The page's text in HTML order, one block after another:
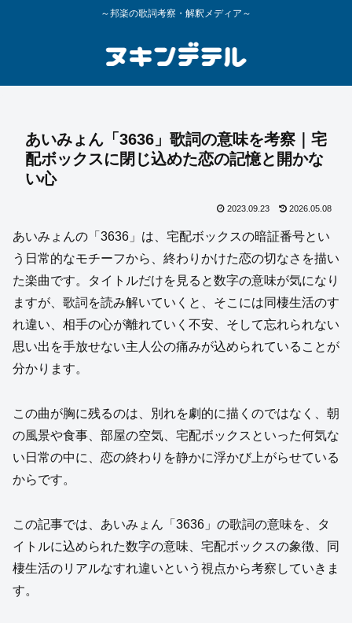
～邦楽の歌詞考察・解釈メディア～
あいみょん「3636」歌詞の意味を考察｜宅
配ボックスに閉じ込めた恋の記憶と開かな
い心
2023.09.23 2026.05.08
あいみょんの「3636」は、宅配ボックスの暗証番号とい
う日常的なモチーフから、終わりかけた恋の切なさを描い
た楽曲です。タイトルだけを見ると数字の意味が気になり
ますが、歌詞を読み解いていくと、そこには同棲生活のす
れ違い、相手の心が離れていく不安、そして忘れられない
思い出を手放せない主人公の痛みが込められていることが
分かります。
この曲が胸に残るのは、別れを劇的に描くのではなく、朝
の風景や食事、部屋の空気、宅配ボックスといった何気な
い日常の中に、恋の終わりを静かに浮かび上がらせている
からです。
この記事では、あいみょん「3636」の歌詞の意味を、タ
イトルに込められた数字の意味、宅配ボックスの象徴、同
棲生活のリアルなすれ違いという視点から考察していきま
す。